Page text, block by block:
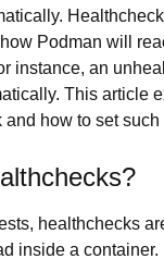
Podman will
instance, an
This article
and how to set
healthchecks
inside a